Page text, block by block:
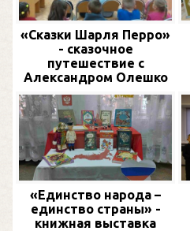
«Сказки Шарля Перро»
- сказочное
путешествие с
Александром Олешко
«Единство народа –
единство страны» -
книжная выставка